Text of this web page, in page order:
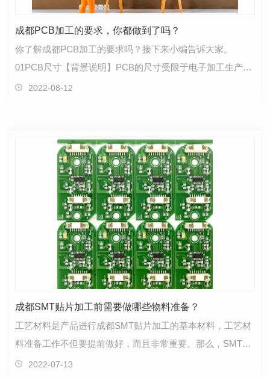
成都PCB加工的要求，你都做到了吗？
你了解成都PCB加工的要求吗？接下来小编告诉大家。
01PCB尺寸【背景说明】PCB的尺寸受限于电子加工生产线
设备的能力，因此，在产品系统方案设计时应考虑合适的
2022-08-12
成都SMT贴片加工前需要做哪些物料准备？
工艺材料是产品进行成都SMT贴片加工的基本材料，工艺材
料准备工作不但要提前做好，而且非常重要。那么，SMT贴
片加工前需要做哪些物料准备？1、焊膏的准备：验证品…
2022-07-13